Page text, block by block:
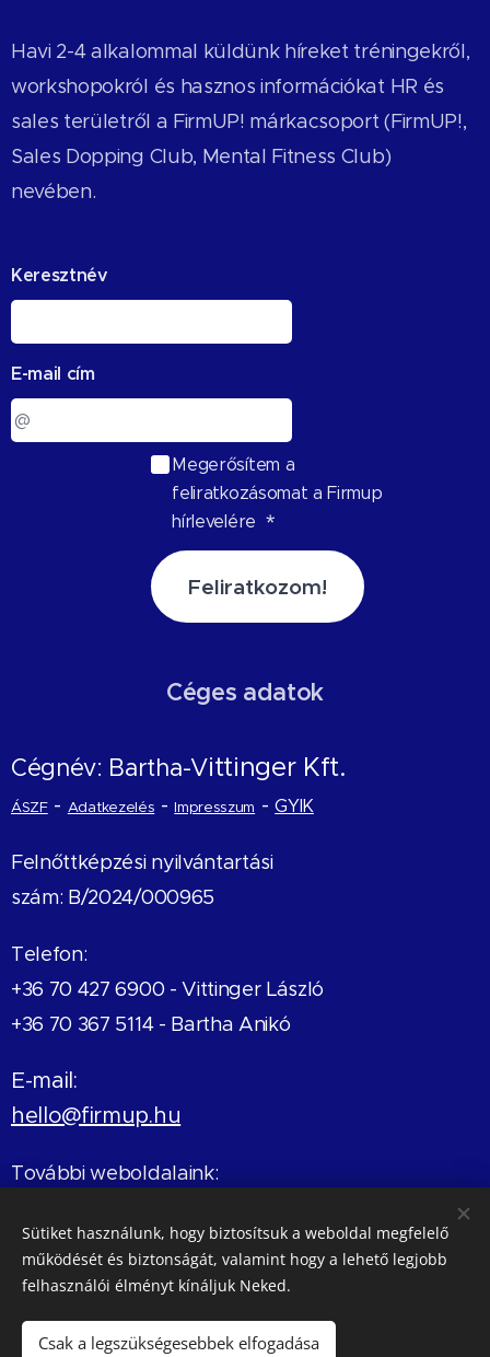
Havi 2-4 alkalommal küldünk híreket tréningekről,
workshopokról és hasznos információkat HR és
sales területről a FirmUP! márkacsoport (FirmUP!,
Sales Dopping Club, Mental Fitness Club)
nevében.
Keresztnév
E-mail cím
Megerősítem a
feliratkozásomat a Firmup
hírlevelére
Feliratkozom!
Céges adatok
Cégnév: Bartha-Vittinger Kft.
ÁSZF- Adatkezelés -Impresszum -GYIK
Felnőttképzési nyilvántartási
szám: B/2024/000965
Telefon:
+36 70 427 6900 -Vittinger László
+36 70 367 5114 - Bartha Anikó
E-mail:
hello@firmup.hu
További weboldalaink:
Karmikus Kulcsok- coaching és mentálhigiéné
Sütiket használunk, hogy biztosítsuk a weboldal megfelelő
működését és biztonságát, valamint hogy a lehető legjobb
felhasználói élményt kínáljuk Neked.
Csak a legszükségesebbek elfogadása